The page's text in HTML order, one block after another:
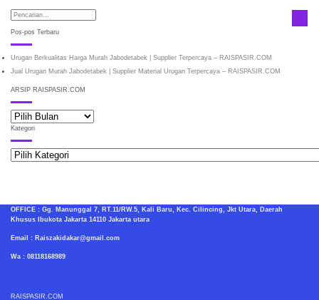
Pos-pos Terbaru
Urugan Berkualitas Harga Murah Jabodetabek | Supplier Terpercaya – RAISPASIR.COM
Jual Urugan Murah Jabodetabek | Supplier Material Urugan Terpercaya – RAISPASIR.COM
ARSIP RAISPASIR.COM
ARSIP
RAISPASIR.COM
Kategori
Kategori
OFFICE : Gg. Manunggal 7, RT.11/RW.5, Kali Baru, Kec. Cilincing, Jkt Utara, Daerah
Khusus Ibukota Jakarta 14110 Jakarta utara
Email : Raiszakidakar@gmail.com
Wa : 08118168989
RAISPASIR.COM